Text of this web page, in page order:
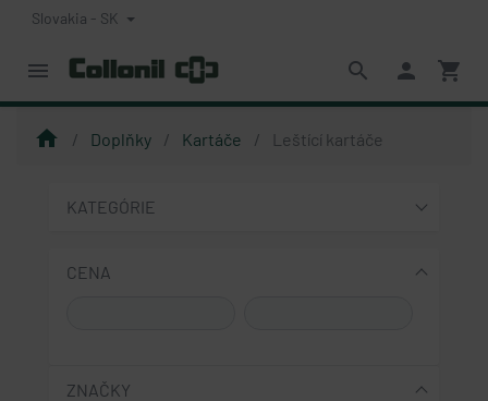
Slovakia - SK
menu search person shopping_cart
home Doplňky Kartáče Leštící kartáče
KATEGÓRIE
CENA
ZNAČKY